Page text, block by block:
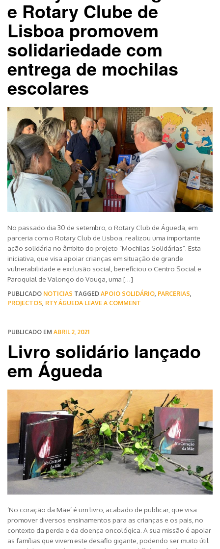
e Rotary Clube de
Lisboa promovem
solidariedade com
entrega de mochilas
escolares
No passado dia 30 de setembro, o Rotary Club de Águeda, em
parceria com o Rotary Club de Lisboa, realizou uma importante
ação solidária no âmbito do projeto “Mochilas Solidárias”. Esta
iniciativa, que visa apoiar crianças em situação de grande
vulnerabilidade e exclusão social, beneficiou o Centro Social e
Paroquial de Valongo do Vouga, uma […]
PUBLICADO NOTICIAS TAGGED APOIO SOLIDÁRIO PARCERIAS
PROJECTOS RTY ÁGUEDA LEAVE A COMMENT
PUBLICADO EM ABRIL 2, 2021
Livro solidário lançado
em Águeda
‘No coração da Mãe’ é um livro, acabado de publicar, que visa
promover diversos ensinamentos para as crianças e os pais, no
contexto da perda e da doença oncológica. A sua missão é apoiar
as famílias que vivem este desafio gigante, podendo ser muito útil